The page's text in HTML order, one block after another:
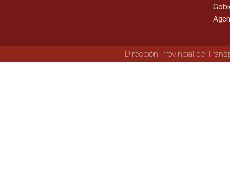
Dirección Provincial de